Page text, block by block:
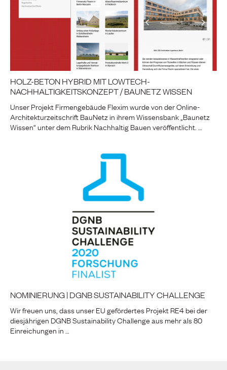
HOLZ-BETON HYBRID MIT LOWTECH-
NACHHALTIGKEITSKONZEPT / BAUNETZ WISSEN
Unser Projekt Firmengebäude Flexim wurde von der Online-
Architekturzeitschrift BauNetz in ihrem Wissensbank „Baunetz
Wissen“ unter dem Rubrik Nachhaltig Bauen veröffentlicht. …
NOMINIERUNG | DGNB SUSTAINABILITY CHALLENGE
Wir freuen uns, dass unser EU gefördertes Projekt RE4 bei der
diesjährigen DGNB Sustainability Challenge aus mehr als 80
Einreichungen in …